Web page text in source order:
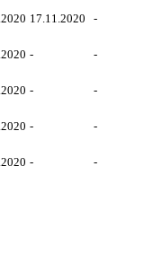
17.11.2020 -
- -
- -
- -
- -